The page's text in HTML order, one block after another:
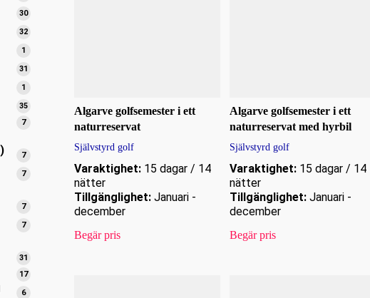
3030
3232
1
31
1
3535
77
77
77
77
77
31
produkter
1717
66
Algarve golfsemester i ett
naturreservat
Självstyrd golf
Varaktighet: 15 dagar / 14
nätter
Tillgänglighet: Januari -
december
Begär pris
Algarve golfsemester i ett
naturreservat med hyrbil
Självstyrd golf
Varaktighet: 15 dagar / 14
nätter
Tillgänglighet: Januari -
december
Begär pris